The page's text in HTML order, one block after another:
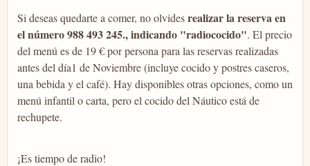
Si deseas quedarte a comer, no olvidesrealizar la reserva en
el número 988 493 245., indicando "radiococido". El precio
del menú es de 19 € por persona para las reservas realizadas
antes del día1 de Noviembre (incluye cocido y postres caseros,
una bebida y el café). Hay disponibles otras opciones, como un
menú infantil o carta, pero el cocido del Náutico está de
rechupete.
¡Es tiempo de radio!